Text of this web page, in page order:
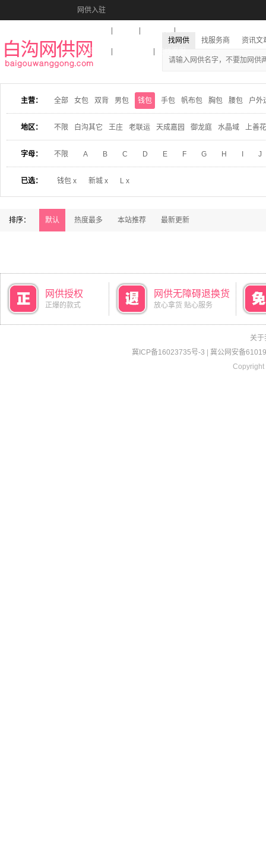
网供入驻
收藏本站
找网供 找服务商 资讯文
主营： 全部 女包 双背 男包 钱包 手包 帆布包 胸包 腰包 户外
地区： 不限 白沟其它 王庄 老联运 天成嘉园 御龙庭 水晶域 上善
字母： 不限 A B C D E F G H J
已选： 钱包 x 新城 x L x
排序： 默认 热度最多 本站推荐 最新更新
网供授权
正爆的款式
网供无障碍退换货
放心拿货 贴心服务
关于
冀ICP备16023735号-3
冀公网安备